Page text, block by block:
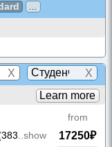
X
X
Learn more
..show
from
17250₽